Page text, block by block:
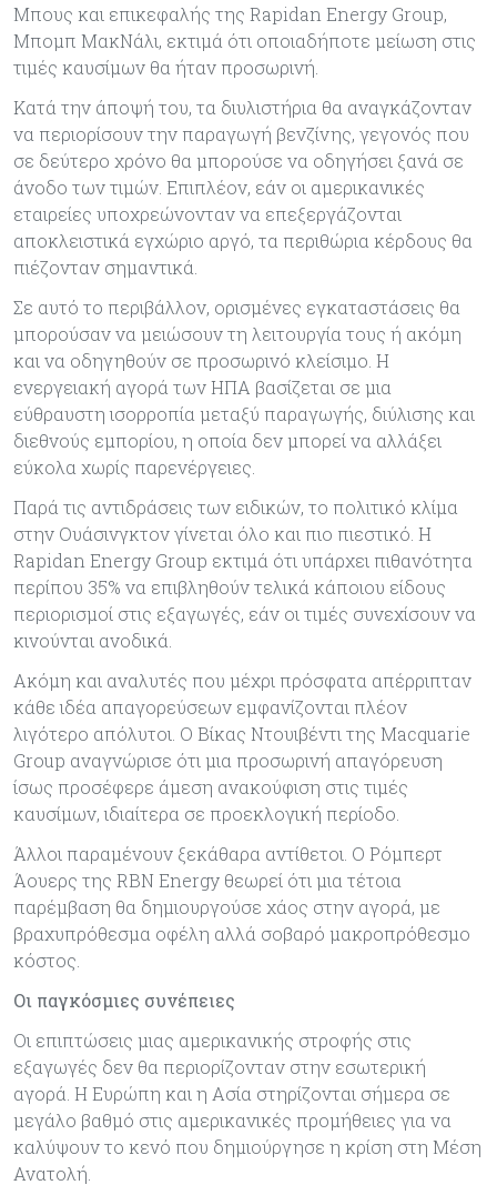
Μπους και επικεφαλής της Rapidan Energy Group,
Μπομπ ΜακΝάλι, εκτιμά ότι οποιαδήποτε μείωση στις
τιμές καυσίμων θα ήταν προσωρινή.
Κατά την άποψή του, τα διυλιστήρια θα αναγκάζονταν
να περιορίσουν την παραγωγή βενζίνης, γεγονός που
σε δεύτερο χρόνο θα μπορούσε να οδηγήσει ξανά σε
άνοδο των τιμών. Επιπλέον, εάν οι αμερικανικές
εταιρείες υποχρεώνονταν να επεξεργάζονται
αποκλειστικά εγχώριο αργό, τα περιθώρια κέρδους θα
πιέζονταν σημαντικά.
Σε αυτό το περιβάλλον, ορισμένες εγκαταστάσεις θα
μπορούσαν να μειώσουν τη λειτουργία τους ή ακόμη
και να οδηγηθούν σε προσωρινό κλείσιμο. Η
ενεργειακή αγορά των ΗΠΑ βασίζεται σε μια
εύθραυστη ισορροπία μεταξύ παραγωγής, διύλισης και
διεθνούς εμπορίου, η οποία δεν μπορεί να αλλάξει
εύκολα χωρίς παρενέργειες.
Παρά τις αντιδράσεις των ειδικών, το πολιτικό κλίμα
στην Ουάσινγκτον γίνεται όλο και πιο πιεστικό. Η
Rapidan Energy Group εκτιμά ότι υπάρχει πιθανότητα
περίπου 35% να επιβληθούν τελικά κάποιου είδους
περιορισμοί στις εξαγωγές, εάν οι τιμές συνεχίσουν να
κινούνται ανοδικά.
Ακόμη και αναλυτές που μέχρι πρόσφατα απέρριπταν
κάθε ιδέα απαγορεύσεων εμφανίζονται πλέον
λιγότερο απόλυτοι. Ο Βίκας Ντουιβέντι της Macquarie
Group αναγνώρισε ότι μια προσωρινή απαγόρευση
ίσως προσέφερε άμεση ανακούφιση στις τιμές
καυσίμων, ιδιαίτερα σε προεκλογική περίοδο.
Άλλοι παραμένουν ξεκάθαρα αντίθετοι. Ο Ρόμπερτ
Άουερς της RBN Energy θεωρεί ότι μια τέτοια
παρέμβαση θα δημιουργούσε χάος στην αγορά, με
βραχυπρόθεσμα οφέλη αλλά σοβαρό μακροπρόθεσμο
κόστος.
Οι παγκόσμιες συνέπειες
Οι επιπτώσεις μιας αμερικανικής στροφής στις
εξαγωγές δεν θα περιορίζονταν στην εσωτερική
αγορά. Η Ευρώπη και η Ασία στηρίζονται σήμερα σε
μεγάλο βαθμό στις αμερικανικές προμήθειες για να
καλύψουν το κενό που δημιούργησε η κρίση στη Μέση
Ανατολή.